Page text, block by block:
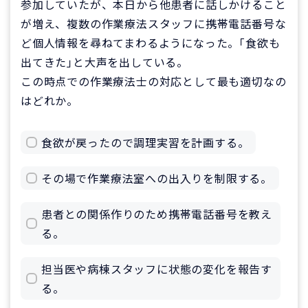
参加していたが、本日から他患者に話しかけること
が増え、複数の作業療法スタッフに携帯電話番号な
ど個人情報を尋ねてまわるようになった。｢食欲も
出てきた｣と大声を出している。
この時点での作業療法士の対応として最も適切なの
はどれか。
食欲が戻ったので調理実習を計画する。
その場で作業療法室への出入りを制限する。
患者との関係作りのため携帯電話番号を教え
る。
担当医や病棟スタッフに状態の変化を報告す
る。